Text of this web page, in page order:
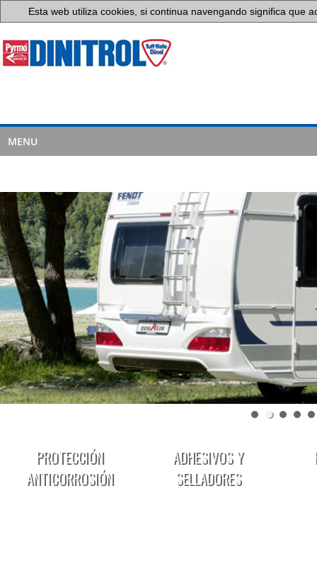
Esta web utiliza cookies, si continua navengando significa que
MENU
PROTECCIÓN
ANTICORROSIÓN
ADHESIVOS Y
SELLADORES